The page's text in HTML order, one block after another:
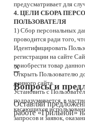
предусматривает для
4. ЦЕЛИ СБОРА
ПОЛЬЗОВАТЕЛЯ
1) Сбор персональных
проводится ради того,
Идентифицировать
регистрации на сайте
приобрести товар
Открыть Пользователю
данного сайта.
Установить с
подразумевается, в
касающихся
запросов и заявок,
×
Вопросы и
Оставляй
работе «Грильной»